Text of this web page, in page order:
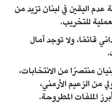
اليقين في لبنان تزيد من
للتخريب.
قائمًا، ولا توجد آمال
منتصرًا من الانتخابات،
من الزعيم الأرمني،
الملفات المطروحة.